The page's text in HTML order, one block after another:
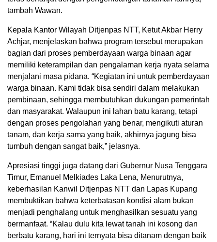
tambah Wawan.
Kepala Kantor Wilayah Ditjenpas NTT, Ketut Akbar Herry
Achjar, menjelaskan bahwa program tersebut merupakan
bagian dari proses pemberdayaan warga binaan agar
memiliki keterampilan dan pengalaman kerja nyata selama
menjalani masa pidana. “Kegiatan ini untuk pemberdayaan
warga binaan. Kami tidak bisa sendiri dalam melakukan
pembinaan, sehingga membutuhkan dukungan pemerintah
dan masyarakat. Walaupun ini lahan batu karang, tetapi
dengan proses pengolahan yang benar, mengikuti aturan
tanam, dan kerja sama yang baik, akhirnya jagung bisa
tumbuh dengan sangat baik,” jelasnya.
Apresiasi tinggi juga datang dari Gubernur Nusa Tenggara
Timur, Emanuel Melkiades Laka Lena, Menurutnya,
keberhasilan Kanwil Ditjenpas NTT dan Lapas Kupang
membuktikan bahwa keterbatasan kondisi alam bukan
menjadi penghalang untuk menghasilkan sesuatu yang
bermanfaat. “Kalau dulu kita lewat tanah ini kosong dan
berbatu karang, hari ini ternyata bisa ditanam dengan baik